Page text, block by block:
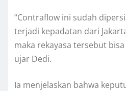
“Contraflow ini sudah
terjadi kepadatan dari
maka rekayasa tersebut
ujar Dedi.
Ia menjelaskan bahwa